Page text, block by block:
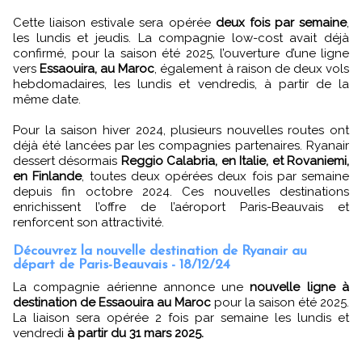
Cette liaison estivale sera opérée deux fois par semaine,
les lundis et jeudis. La compagnie low-cost avait déjà
confirmé, pour la saison été 2025, l’ouverture d’une ligne
vers Essaouira, au Maroc, également à raison de deux vols
hebdomadaires, les lundis et vendredis, à partir de la
même date.
Pour la saison hiver 2024, plusieurs nouvelles routes ont
déjà été lancées par les compagnies partenaires. Ryanair
dessert désormais Reggio Calabria, en Italie, et Rovaniemi,
en Finlande, toutes deux opérées deux fois par semaine
depuis fin octobre 2024. Ces nouvelles destinations
enrichissent l’offre de l’aéroport Paris-Beauvais et
renforcent son attractivité.
Découvrez la nouvelle destination de Ryanair au
départ de Paris-Beauvais - 18/12/24
La compagnie aérienne annonce unenouvelle ligne à
destination de Essaouira au Maroc pour la saison été 2025.
La liaison sera opérée 2 fois par semaine les lundis et
vendredi à partir du 31 mars 2025.